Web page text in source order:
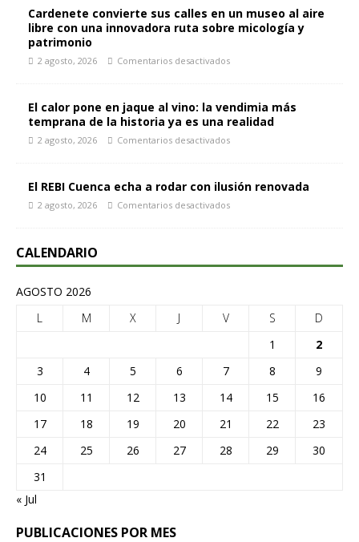
Cardenete convierte sus calles en un museo al aire
libre con una innovadora ruta sobre micología y
patrimonio
2 agosto, 2026 Comentarios desactivados
El calor pone en jaque al vino: la vendimia más
temprana de la historia ya es una realidad
2 agosto, 2026 Comentarios desactivados
El REBI Cuenca echa a rodar con ilusión renovada
2 agosto, 2026 Comentarios desactivados
CALENDARIO
AGOSTO 2026
L
M X J V S
D
1
2
3
4 5 6 7 8
9
10
11 12 13 14 15
16
17
18 19 20 21 22
23
24
25 26 27 28 29
30
31
« Jul
PUBLICACIONES POR MES